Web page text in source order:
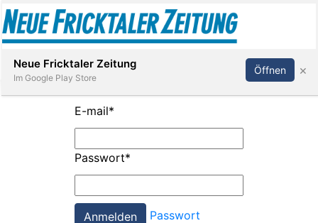
Abonnieren Anmelden
E-mail*
Passwort*
Passwort
Neue Fricktaler Zeitung
Im Google Play Store
Öffnen ×